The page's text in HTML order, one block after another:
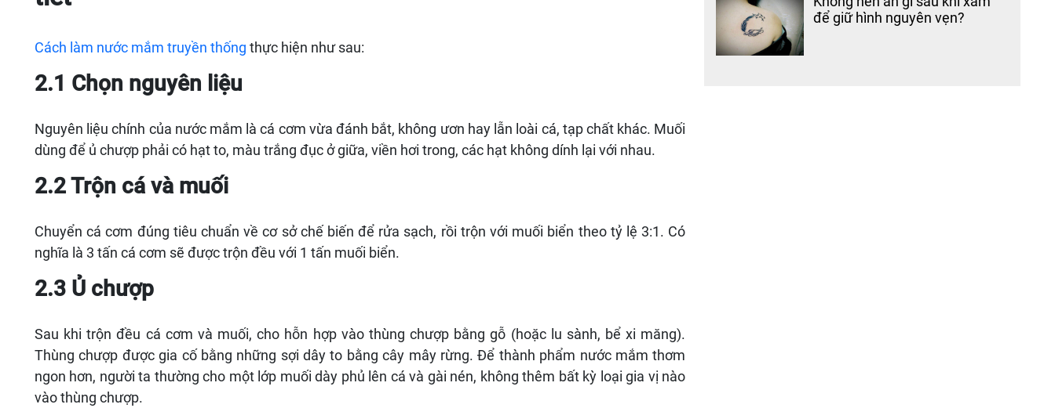
Cách làm nước mắm truyền thống thực hiện như sau:
2.1 Chọn nguyên liệu
Nguyên liệu chính của nước mắm là cá cơm vừa đánh bắt, không ươn hay lẫn loài cá, tạp chất khác. Muối
dùng để ủ chượp phải có hạt to, màu trắng đục ở giữa, viền hơi trong, các hạt không dính lại với nhau.
2.2 Trộn cá và muối
Chuyển cá cơm đúng tiêu chuẩn về cơ sở chế biến để rửa sạch, rồi trộn với muối biển theo tỷ lệ 3:1. Có
nghĩa là 3 tấn cá cơm sẽ được trộn đều với 1 tấn muối biển.
2.3 Ủ chượp
Sau khi trộn đều cá cơm và muối, cho hỗn hợp vào thùng chượp bằng gỗ (hoặc lu sành, bể xi măng).
Thùng chượp được gia cố bằng những sợi dây to bằng cây mây rừng. Để thành phẩm nước mắm thơm
ngon hơn, người ta thường cho một lớp muối dày phủ lên cá và gài nén, không thêm bất kỳ loại gia vị nào
vào thùng chượp.
để giữ hình nguyên vẹn?